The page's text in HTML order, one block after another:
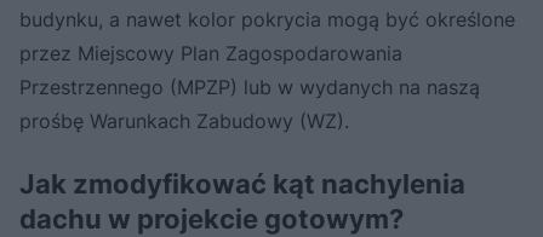
budynku, a nawet kolor pokrycia mogą być określone
przez Miejscowy Plan Zagospodarowania
Przestrzennego (MPZP) lub w wydanych na naszą
prośbę Warunkach Zabudowy (WZ).
Jak zmodyfikować kąt nachylenia
dachu w projekcie gotowym?